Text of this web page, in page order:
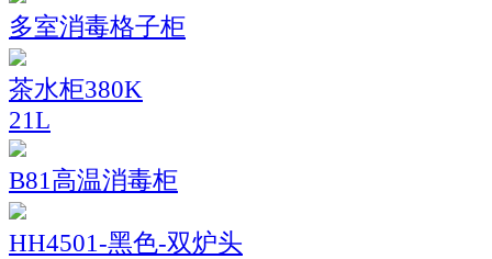
多室消毒格子柜
茶水柜380K
21L
B81高温消毒柜
HH4501-黑色-双炉头